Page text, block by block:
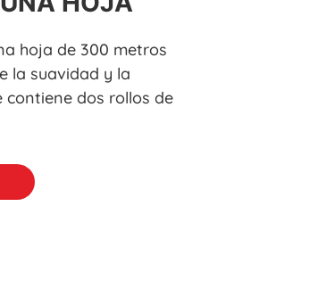
hoja de 300 metros
la suavidad y la
contiene dos rollos de